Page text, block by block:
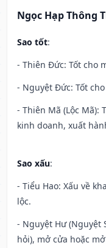
Ngọc Hạp Thông
Sao tốt:
- Thiên Đức: Tốt cho
- Nguyệt Đức: Tốt
- Thiên Mã (Lộc Mã):
kinh doanh, xuất
Sao xấu:
- Tiểu Hao: Xấu về
lộc.
- Nguyệt Hư (Nguyệt
hỏi), mở cửa hoặc